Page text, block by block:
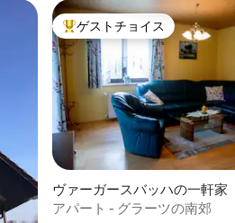
大好評のゲストチョイスです。
ゲストチョイス
ヴァーガースバッハの一軒家
アパート - グラーツの南郊